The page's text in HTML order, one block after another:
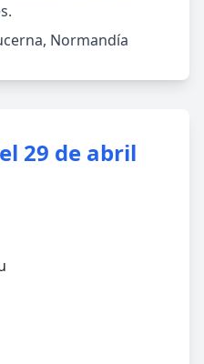
Normandía
29 de abril